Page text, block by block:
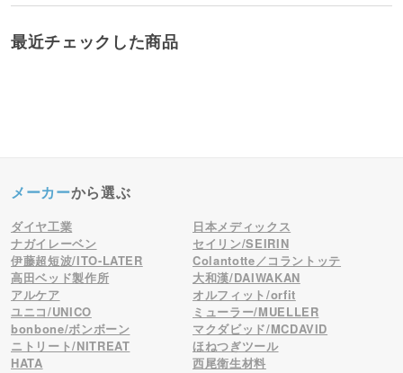
最近チェックした商品
メーカーから選ぶ
ダイヤ工業
日本メディックス
ナガイレーベン
セイリン/SEIRIN
伊藤超短波/ITO-LATER
Colantotte／コラントッテ
高田ベッド製作所
大和漢/DAIWAKAN
アルケア
オルフィット/orfit
ユニコ/UNICO
ミューラー/MUELLER
bonbone/ボンボーン
マクダビッド/MCDAVID
ニトリート/NITREAT
ほねつぎツール
HATA
西尾衛生材料